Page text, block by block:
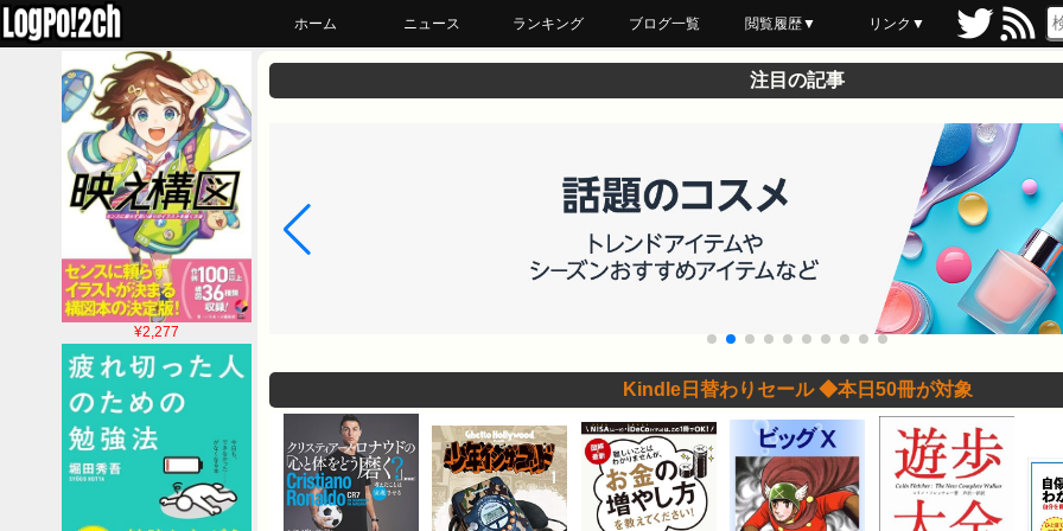
ホーム ニュース ランキング ブログ一覧 閲覧履歴▼
最近読んだ
あとで読む
ブックマーク
リンク▼
¥2,277
注目の記事
Kindle日替わりセール ◆本日50冊が対象